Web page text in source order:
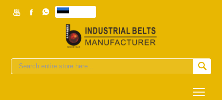
  
